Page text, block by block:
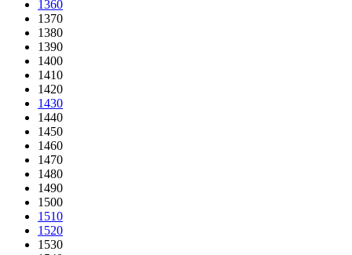
1360
1370
1380
1390
1400
1410
1420
1430
1440
1450
1460
1470
1480
1490
1500
1510
1520
1530